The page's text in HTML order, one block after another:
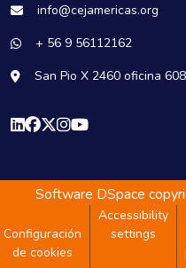
info@cejamericas.org
+ 56 9 56112162
San Pio X 2460 oficina
Software DSpace
Configuración
de cookies
Accessibility
settings